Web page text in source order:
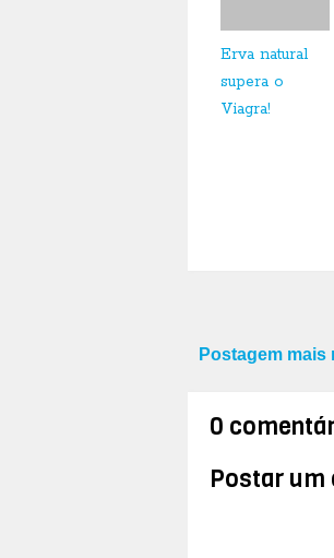
Erva natural
supera o
Viagra!
Postagem mais
0
Postar um